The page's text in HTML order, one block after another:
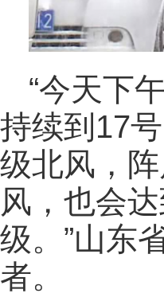
“今天下
持续到17
级北风，
风，也会
级。”山东
者。